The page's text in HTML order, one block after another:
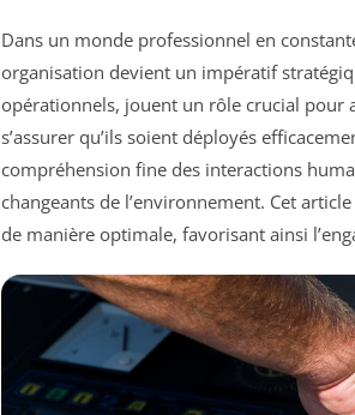
Dans un monde professionnel en
organisation devient un impératif
opérationnels, jouent un rôle crucial pour
s’assurer qu’ils soient déployés
compréhension fine des interactions
changeants de l’environnement. Cet
de manière optimale, favorisant ainsi